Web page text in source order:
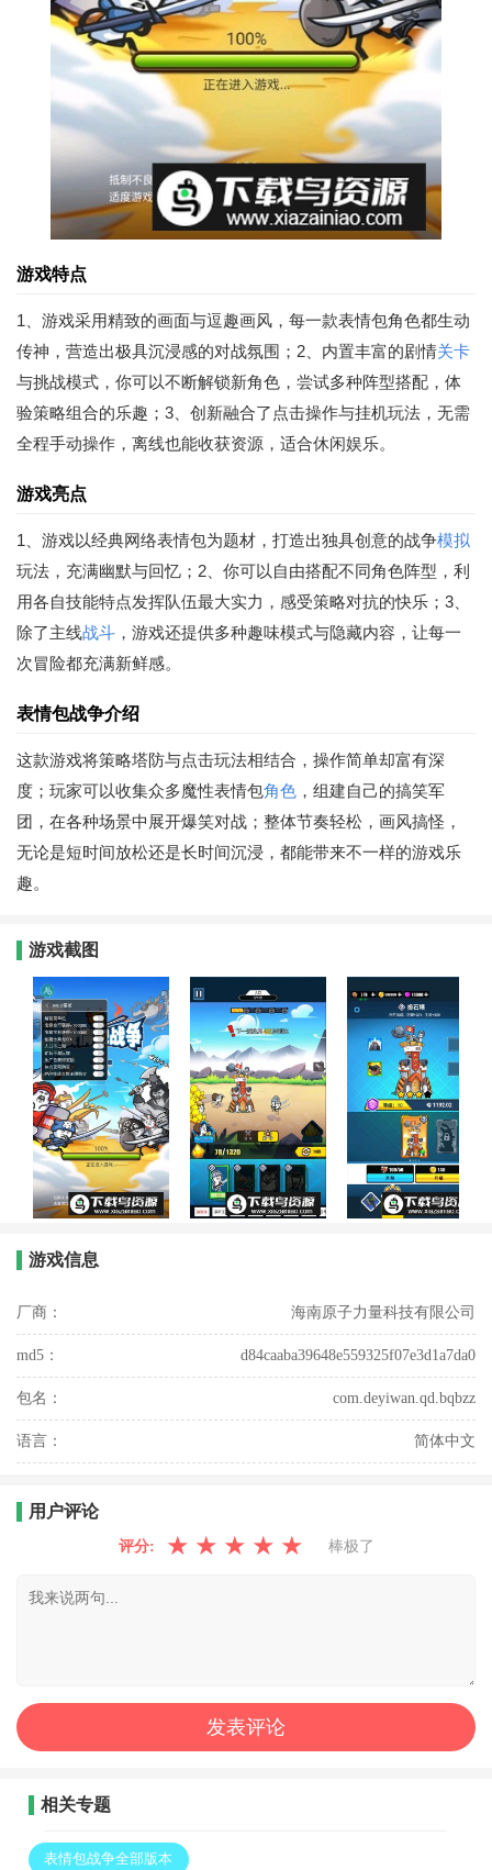
游戏特点
1、游戏采用精致的画面与逗趣画风，每一款表情包角色都生动
传神，营造出极具沉浸感的对战氛围；2、内置丰富的剧情关卡
与挑战模式，你可以不断解锁新角色，尝试多种阵型搭配，体
验策略组合的乐趣；3、创新融合了点击操作与挂机玩法，无需
全程手动操作，离线也能收获资源，适合休闲娱乐。
游戏亮点
1、游戏以经典网络表情包为题材，打造出独具创意的战争模拟
玩法，充满幽默与回忆；2、你可以自由搭配不同角色阵型，利
用各自技能特点发挥队伍最大实力，感受策略对抗的快乐；3、
除了主线战斗 ，游戏还提供多种趣味模式与隐藏内容，让每一
次冒险都充满新鲜感。
表情包战争介绍
这款游戏将策略塔防与点击玩法相结合，操作简单却富有深
度；玩家可以收集众多魔性表情包角色 ，组建自己的搞笑军
团，在各种场景中展开爆笑对战；整体节奏轻松，画风搞怪，
无论是短时间放松还是长时间沉浸，都能带来不一样的游戏乐
趣。
游戏截图
游戏信息
厂商： 海南原子力量科技有限公司
md5： d84caaba39648e559325f07e3d1a7da0
包名： com.deyiwan.qd.bqbzz
语言： 简体中文
用户评论
评分: ★ ★ ★ ★ ★ 棒极了
相关专题
表情包战争全部版本